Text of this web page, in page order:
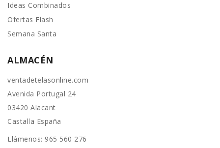
Ideas Combinados
Ofertas Flash
Semana Santa
ALMACÉN
ventadetelasonline.com
Avenida Portugal 24
03420 Alacant
Castalla España
Llámenos: 965 560 276